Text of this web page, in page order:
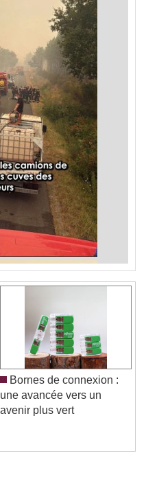
Bornes de connexion :
une avancée vers un